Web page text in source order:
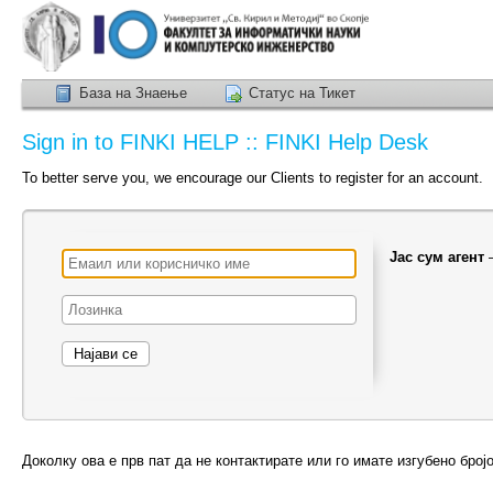
База на Знаење Статус на Тикет
Sign in to FINKI HELP :: FINKI Help Desk
To better serve you, we encourage our Clients to register for an account.
Јас сум агент
Доколку ова е прв пат да не контактирате или го имате изгубено